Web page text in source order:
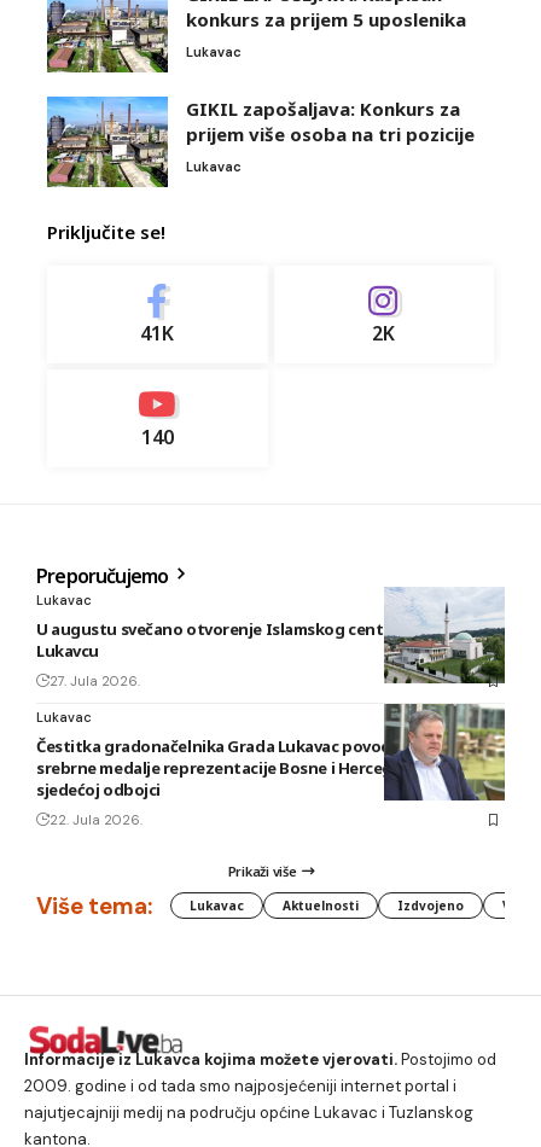
konkurs za prijem 5 uposlenika
Lukavac
GIKIL zapošaljava: Konkurs za
prijem više osoba na tri pozicije
Lukavac
Priključite se!
41K 2K
140
Preporučujemo
Lukavac
U augustu svečano otvorenje Islamskog centra i džamije u
Lukavcu
27. Jula 2026.
Lukavac
Čestitka gradonačelnika Grada Lukavac povodom osvajanja
srebrne medalje reprezentacije Bosne i Hercegovine u
sjedećoj odbojci
22. Jula 2026.
Prikaži više
Više tema: Lukavac Aktuelnosti Izdvojeno
Informacije iz Lukavca kojima možete vjerovati.Postojimo od
2009. godine i od tada smo najposjećeniji internet portal i
najutjecajniji medij na području općine Lukavac i Tuzlanskog
kantona.